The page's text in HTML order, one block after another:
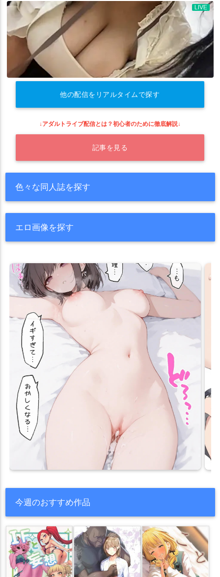
他の配信をリアルタイムで探す
↓アダルトライブ配信とは？初心者のために徹底解説↓
記事を見る
色々な同人誌を探す
エロ画像を探す
今週のおすすめ作品